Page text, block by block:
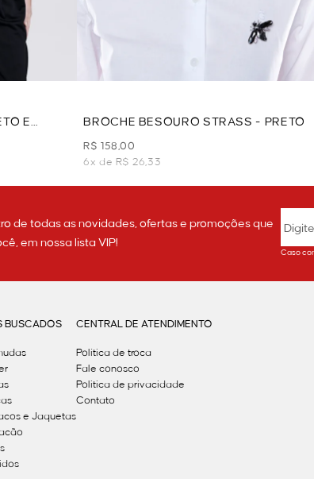
E
BROCHE BESOURO STRASS - PRETO
R$ 158,00
6x de R$ 26,33
de todas as novidades, ofertas e promoções que
em nossa lista VIP!
Caso
BUSCADOS
e Jaquetas
CENTRAL DE ATENDIMENTO
Política de troca
Fale conosco
Politica de privacidade
Contato